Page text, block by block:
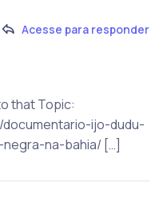
Acesse para responder
that Topic:
ijo-dudu-
na-bahia/ […]